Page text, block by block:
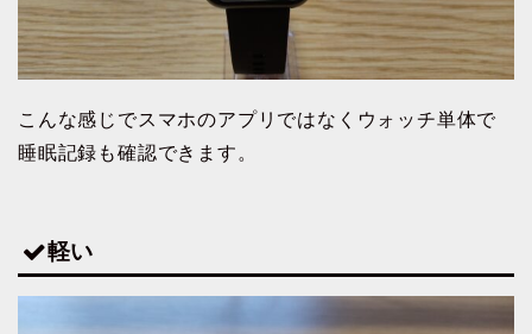
こんな感じでスマホのアプリではなくウォッチ単体で
睡眠記録も確認できます。
軽い